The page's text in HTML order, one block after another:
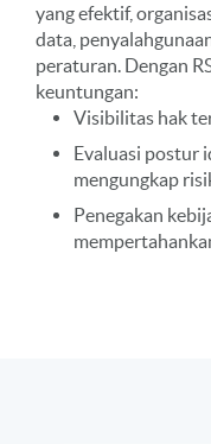
yang efektif,
data,
peraturan. Dengan
keuntungan:
Visibilitas hak
Evaluasi postur
mengungkap
Penegakan